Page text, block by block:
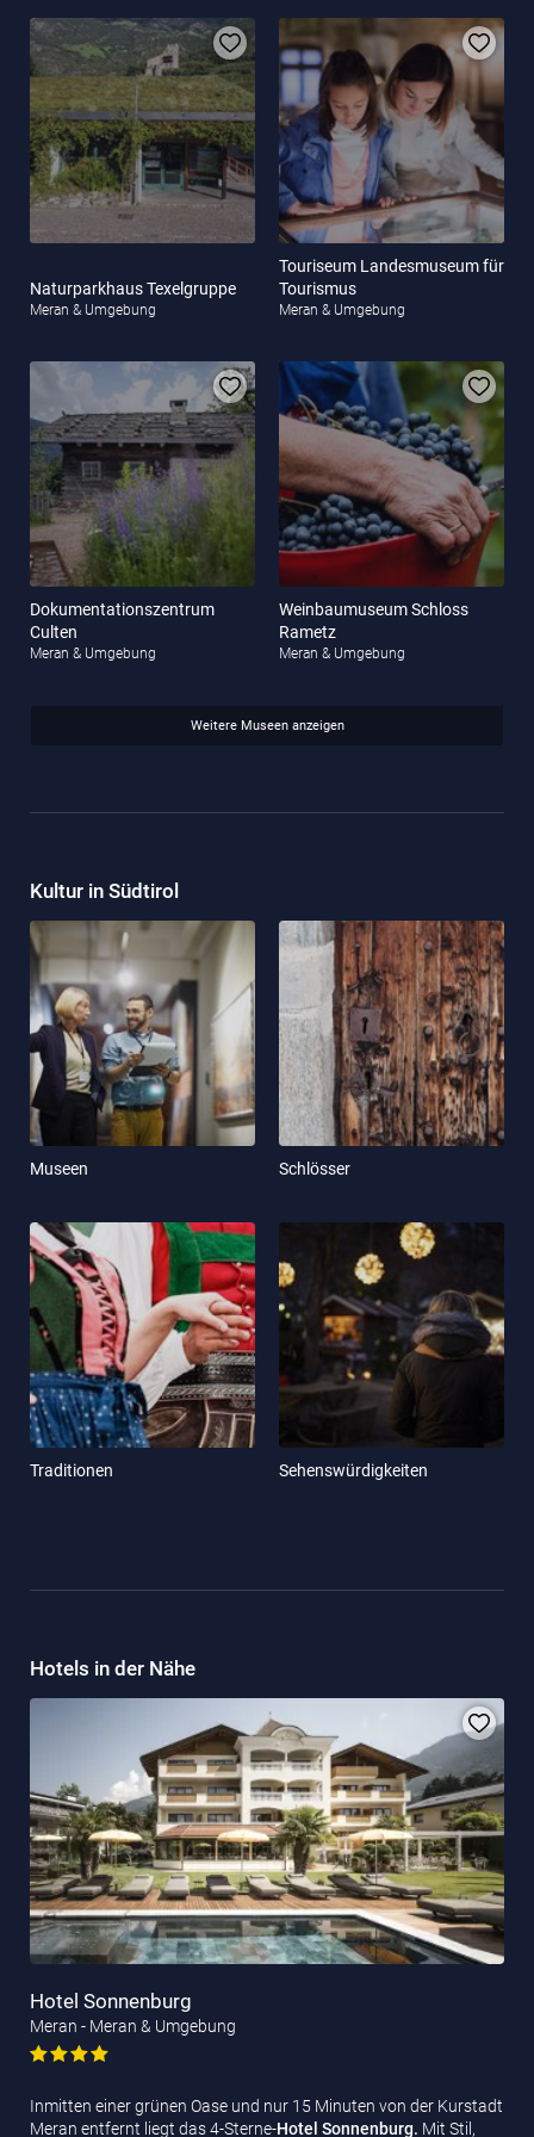
Naturparkhaus Texelgruppe
Meran & Umgebung
Touriseum Landesmuseum für
Tourismus
Meran & Umgebung
Dokumentationszentrum
Culten
Meran & Umgebung
Weinbaumuseum Schloss
Rametz
Meran & Umgebung
Weitere Museen anzeigen
Kultur in Südtirol
Museen Schlösser
Traditionen Sehenswürdigkeiten
Hotels in der Nähe
Hotel Sonnenburg
Meran - Meran & Umgebung
Inmitten einer grünen Oase und nur 15 Minuten von der Kurstadt
Meran entfernt liegt das 4-Sterne-Hotel Sonnenburg. Mit Stil,